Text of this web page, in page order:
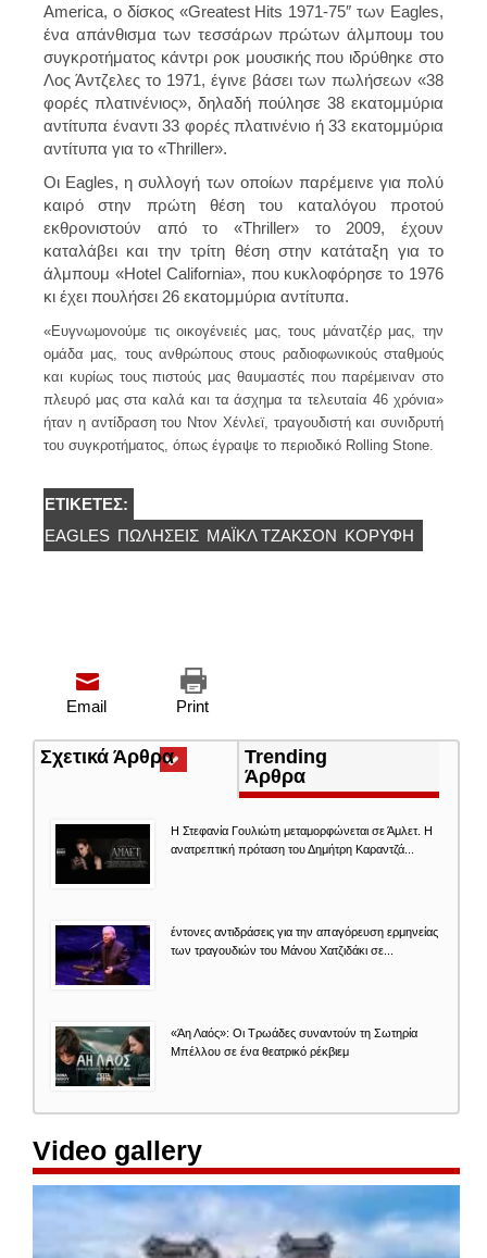
America, ο δίσκος «Greatest Hits 1971-75″ των Eagles,
ένα απάνθισμα των τεσσάρων πρώτων άλμπουμ του
συγκροτήματος κάντρι ροκ μουσικής που ιδρύθηκε στο
Λος Άντζελες το 1971, έγινε βάσει των πωλήσεων «38
φορές πλατινένιος», δηλαδή πούλησε 38 εκατομμύρια
αντίτυπα έναντι 33 φορές πλατινένιο ή 33 εκατομμύρια
αντίτυπα για το «Thriller».
Οι Eagles, η συλλογή των οποίων παρέμεινε για πολύ
καιρό στην πρώτη θέση του καταλόγου προτού
εκθρονιστούν από το «Thriller» το 2009, έχουν
καταλάβει και την τρίτη θέση στην κατάταξη για το
άλμπουμ «Hotel California», που κυκλοφόρησε το 1976
κι έχει πουλήσει 26 εκατομμύρια αντίτυπα.
«Ευγνωμονούμε τις οικογένειές μας, τους μάνατζέρ μας, την
ομάδα μας, τους ανθρώπους στους ραδιοφωνικούς σταθμούς
και κυρίως τους πιστούς μας θαυμαστές που παρέμειναν στο
πλευρό μας στα καλά και τα άσχημα τα τελευταία 46 χρόνια»
ήταν η αντίδραση του Ντον Χένλεϊ, τραγουδιστή και συνιδρυτή
του συγκροτήματος, όπως έγραψε το περιοδικό Rolling Stone.
ΕΤΙΚΈΤΕΣ:
EAGLES ΠΩΛΗΣΕΙΣ ΜΆΙΚΛ ΤΖΆΚΣΟΝ ΚΟΡΥΦΗ
Print
Email
Σχετικά Άρθρα(ενεργή
καρτέλα)
Trending
Άρθρα
Η Στεφανία Γουλιώτη μεταμορφώνεται σε Άμλετ. Η
ανατρεπτική πρόταση του Δημήτρη Καραντζά...
έντονες αντιδράσεις για την απαγόρευση ερμηνείας
των τραγουδιών του Μάνου Χατζιδάκι σε...
«Άη Λαός»: Οι Τρωάδες συναντούν τη Σωτηρία
Μπέλλου σε ένα θεατρικό ρέκβιεμ
Video gallery